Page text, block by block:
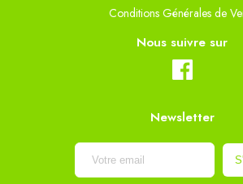
Conditions Générales de
Nous suivre sur
Newsletter